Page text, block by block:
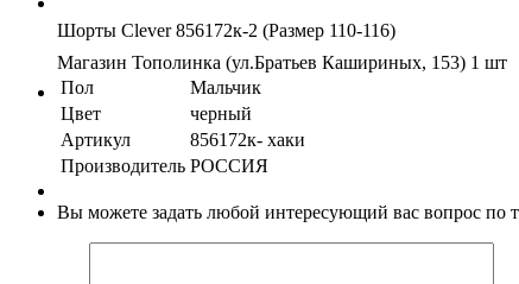
Шорты Clever 856172к-2 (Размер 110-116)
Магазин Тополинка (ул.Братьев Кашириных, 153) 1 шт
Пол
Мальчик
Цвет
черный
Артикул
856172к- хаки
Производитель РОССИЯ
Вы можете задать любой интересующий вас вопрос по